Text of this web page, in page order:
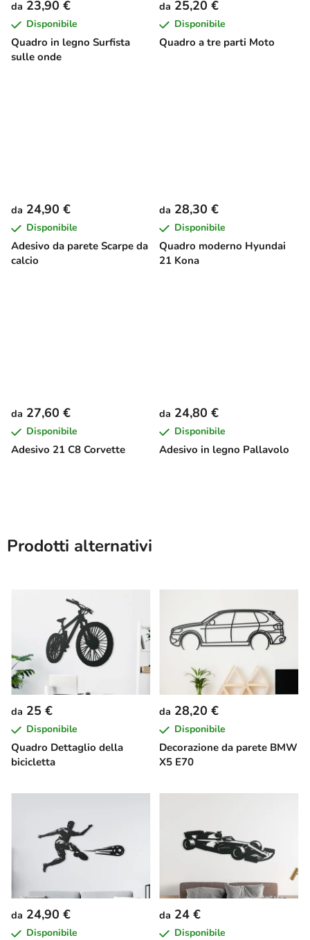
Quadro in legno Surfista
sulle onde
da 23,90 €
Disponibile
Quadro a tre parti Moto
da 25,20 €
Disponibile
Adesivo da parete Scarpe da
calcio
da 24,90 €
Disponibile
Quadro moderno Hyundai
21 Kona
da 28,30 €
Disponibile
Adesivo 21 C8 Corvette
da 27,60 €
Disponibile
Adesivo in legno Pallavolo
da 24,80 €
Disponibile
Prodotti alternativi
Quadro Dettaglio della
bicicletta
da 25 €
Disponibile
Decorazione da parete BMW
X5 E70
da 28,20 €
Disponibile
da 24,90 €
Disponibile
da 24 €
Disponibile